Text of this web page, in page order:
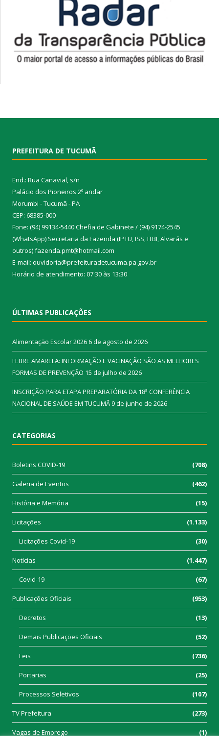
PREFEITURA DE TUCUMÃ
End.: Rua Canavial, s/n
Palácio dos Pioneiros 2º andar
Morumbi - Tucumã - PA
CEP: 68385-000
Fone: (94) 99134-5440 Chefia de Gabinete / (94) 9174-2545
(WhatsApp) Secretaria da Fazenda (IPTU, ISS, ITBI, Alvarás e
outros) fazenda.pmt@hotmail.com
E-mail: ouvidoria@prefeituradetucuma.pa.gov.br
Horário de atendimento: 07:30 às 13:30
ÚLTIMAS PUBLICAÇÕES
Alimentação Escolar 20266 de agosto de 2026
FEBRE AMARELA: INFORMAÇÃO E VACINAÇÃO SÃO AS MELHORES
FORMAS DE PREVENÇÃO 15 de julho de 2026
INSCRIÇÃO PARA ETAPA PREPARATÓRIA DA 18ª CONFERÊNCIA
NACIONAL DE SAÚDE EM TUCUMÃ9 de junho de 2026
CATEGORIAS
Boletins COVID-19 (708)
Galeria de Eventos (462)
História e Memória (15)
Licitações (1.133)
Licitações Covid-19 (30)
Notícias (1.447)
Covid-19 (67)
Publicações Oficiais (953)
Decretos (13)
Demais Publicações Oficiais (52)
Leis (736)
Portarias (25)
Processos Seletivos (107)
TV Prefeitura (273)
Vagas de Emprego (1)